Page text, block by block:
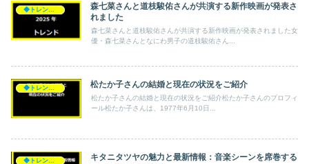
森七菜さんと道枝駿佑さんが共演する新作映画が発表さ
れました
森七菜さんと道枝駿佑さんが共演する新作映画が発表されました女
優・森七菜さんとなにわ男子の道枝駿佑さん...
松たか子さんの結婚と現在の状況をご紹介
松たか子さんの結婚と現在の状況をご紹介松たか子さんのプロフィ
ール松たか子さんは、1977年6月10日...
キタニタツヤの魅力と最新情報：音楽シーンを席巻する